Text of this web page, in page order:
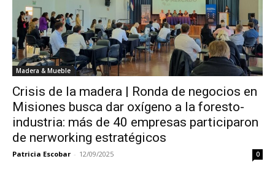
Madera & Mueble
Crisis de la madera | Ronda de negocios en
Misiones busca dar oxígeno a la foresto-
industria: más de 40 empresas participaron
de nerworking estratégicos
Patricia Escobar - 12/09/2025 0